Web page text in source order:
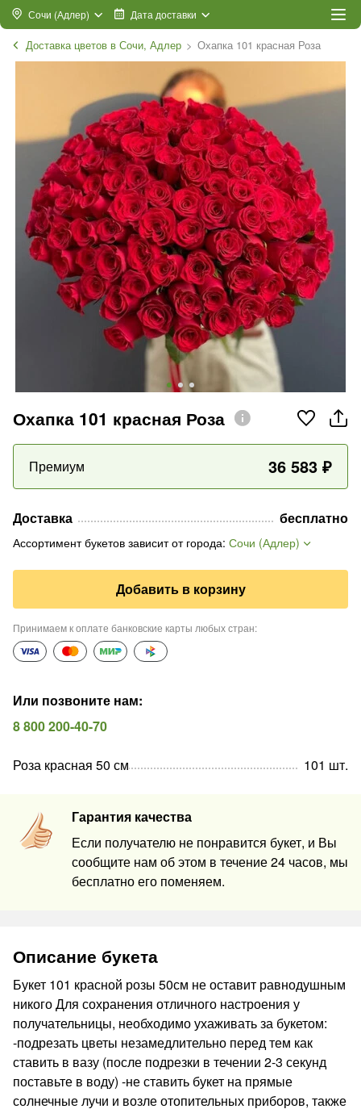
Сочи (Адлер) Дата доставки
Доставка цветов в Сочи, Адлер Охапка 101 красная Роза
Охапка 101 красная Роза
Премиум 36 583 ₽
Доставка бесплатно
Ассортимент букетов зависит от города: Сочи (Адлер)
Добавить в корзину
Принимаем к оплате банковские карты любых стран:
Или позвоните нам:
8 800 200-40-70
Гарантия качества
Если получателю не понравится букет, и Вы
сообщите нам об этом в течение 24 часов, мы
бесплатно его поменяем.
Роза красная 50 см 101 шт.
Описание букета
Букет 101 красной розы 50см не оставит равнодушным
никого Для сохранения отличного настроения у
получательницы, необходимо ухаживать за букетом:
-подрезать цветы незамедлительно перед тем как
ставить в вазу (после подрезки в течении 2-3 секунд
поставьте в воду) -не ставить букет на прямые
солнечные лучи и возле отопительных приборов, также